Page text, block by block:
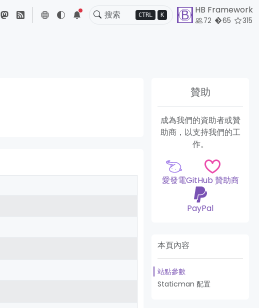
5 CTRL K HB Framework
72 65 315
贊助
成為我們的資助者或贊
助商，以支持我們的工
作。
愛發電GitHub 贊助商
PayPal
本頁內容
站點參數
Staticman 配置